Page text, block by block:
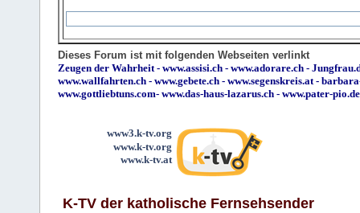
Dieses Forum ist mit folgenden Webseiten verlinkt
Zeugen der Wahrheit- www.assisi.ch - www.adorare.ch -
www.wallfahrten.ch - www.gebete.ch - www.segenskreis.at-
www.gottliebtuns.com- www.das-haus-lazarus.ch - www.pater-pio.de
www3.k-tv.org
www.k-tv.org
www.k-tv.at
K-TV der katholische Fernsehsender